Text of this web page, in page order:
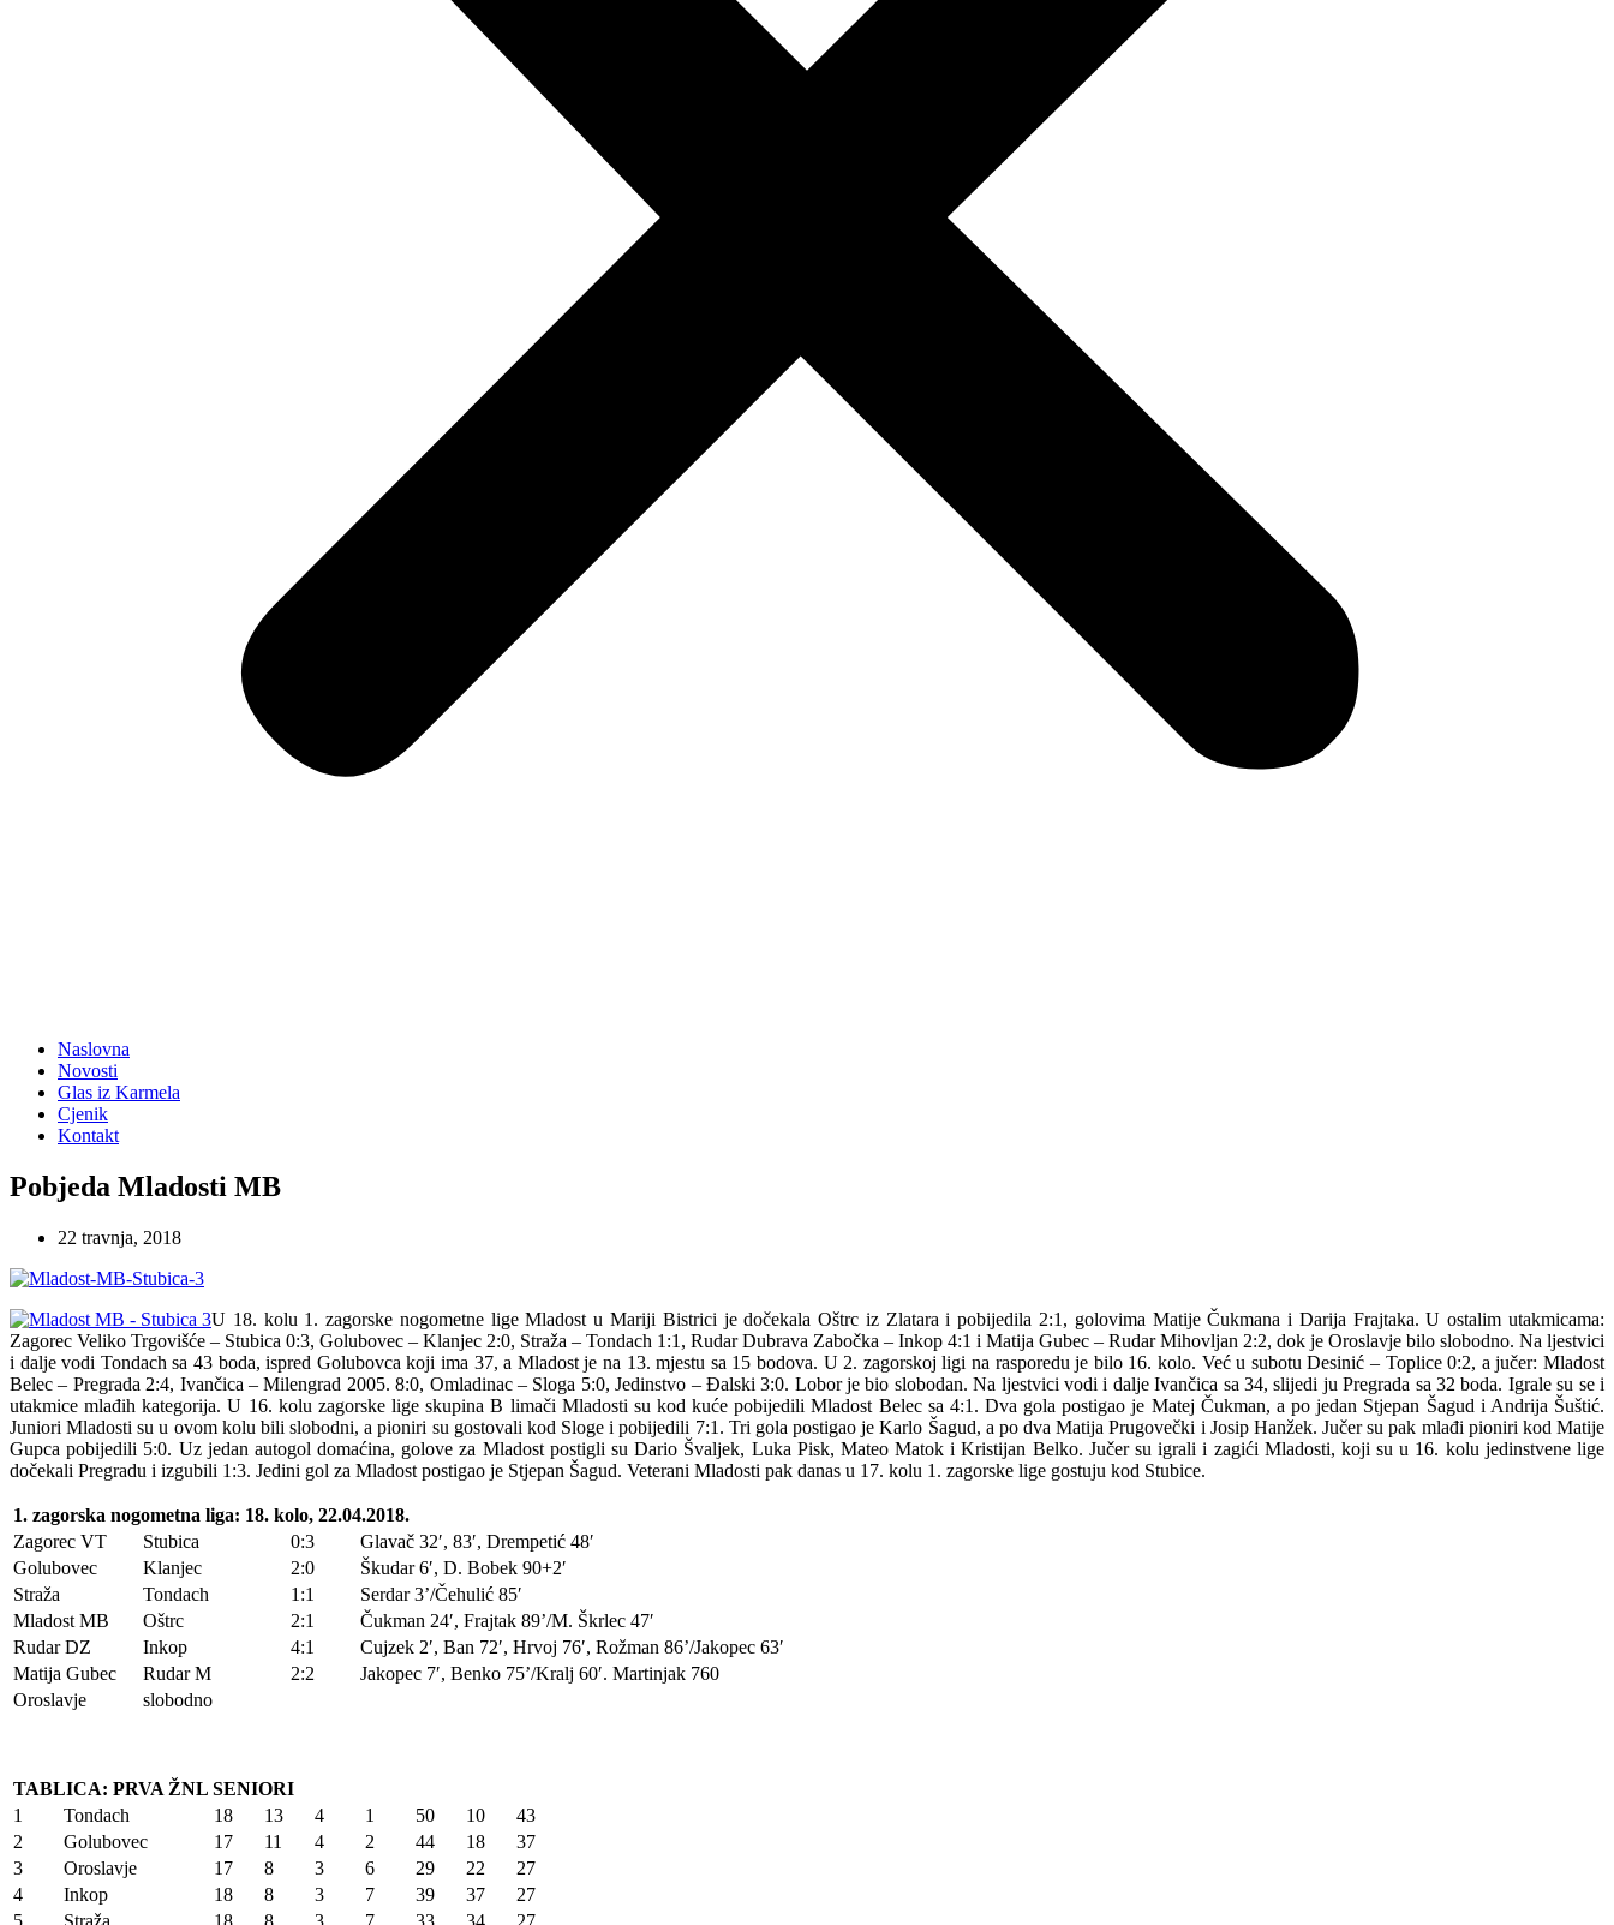
Naslovna
Novosti
Glas iz Karmela
Cjenik
Kontakt
Pobjeda Mladosti MB
22 travnja, 2018
U 18. kolu 1. zagorske nogometne lige Mladost u Mariji Bistrici je dočekala Oštrc iz Zlatara i pobijedila 2:1, golovima Matije Čukmana i Darija Frajtaka. U ostalim utakmicama:
Zagorec Veliko Trgovišće – Stubica 0:3, Golubovec – Klanjec 2:0, Straža – Tondach 1:1, Rudar Dubrava Zabočka – Inkop 4:1 i Matija Gubec – Rudar Mihovljan 2:2, dok je Oroslavje bilo slobodno. Na ljestvici
i dalje vodi Tondach sa 43 boda, ispred Golubovca koji ima 37, a Mladost je na 13. mjestu sa 15 bodova. U 2. zagorskoj ligi na rasporedu je bilo 16. kolo. Već u subotu Desinić – Toplice 0:2, a jučer: Mladost
Belec – Pregrada 2:4, Ivančica – Milengrad 2005. 8:0, Omladinac – Sloga 5:0, Jedinstvo – Đalski 3:0. Lobor je bio slobodan. Na ljestvici vodi i dalje Ivančica sa 34, slijedi ju Pregrada sa 32 boda. Igrale su se i
utakmice mlađih kategorija. U 16. kolu zagorske lige skupina B limači Mladosti su kod kuće pobijedili Mladost Belec sa 4:1. Dva gola postigao je Matej Čukman, a po jedan Stjepan Šagud i Andrija Šuštić.
Juniori Mladosti su u ovom kolu bili slobodni, a pioniri su gostovali kod Sloge i pobijedili 7:1. Tri gola postigao je Karlo Šagud, a po dva Matija Prugovečki i Josip Hanžek. Jučer su pak mlađi pioniri kod Matije
Gupca pobijedili 5:0. Uz jedan autogol domaćina, golove za Mladost postigli su Dario Švaljek, Luka Pisk, Mateo Matok i Kristijan Belko. Jučer su igrali i zagići Mladosti, koji su u 16. kolu jedinstvene lige
dočekali Pregradu i izgubili 1:3. Jedini gol za Mladost postigao je Stjepan Šagud. Veterani Mladosti pak danas u 17. kolu 1. zagorske lige gostuju kod Stubice.
1. zagorska nogometna liga: 18. kolo, 22.04.2018.
Zagorec VT
Stubica 0:3
Glavač 32′, 83′, Drempetić 48′
Golubovec
Klanjec 2:0
Škudar 6′, D. Bobek 90+2′
Straža
Tondach 1:1
Serdar 3’/Čehulić 85′
Mladost MB
Oštrc 2:1
Čukman 24′, Frajtak 89’/M. Škrlec 47′
Rudar DZ
Inkop 4:1
Cujzek 2′, Ban 72′, Hrvoj 76′, Rožman 86’/Jakopec 63′
Matija Gubec
Rudar M 2:2
Jakopec 7′, Benko 75’/Kralj 60′. Martinjak 760
Oroslavje
slobodno
TABLICA: PRVA ŽNL SENIORI
1
Tondach 18 13 4 1 50 10
43
2
Golubovec 17 11 4 2 44 18
37
3
Oroslavje 17 8 3 6 29 22
27
4
Inkop 18 8 3 7 39 37
27
5
Straža 18 8 3 7 33 34 27